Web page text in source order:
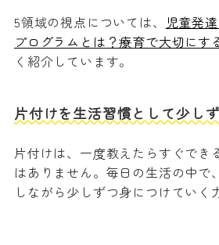
5領域の視点については、
児童発
プログラムとは？療育で大切にす
く紹介しています。
片付けを生活習慣として少し
片付けは、一度教えたらすぐでき
はありません。毎日の生活の中で
しながら少しずつ身につけていく